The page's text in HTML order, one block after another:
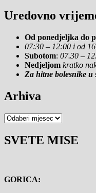
Uredovno
Od ponedjeljka do
07:30 – 12:00 i od
Subotom: 07.30 –
Nedjeljom kratko
Za hitne bolesnike u
Arhiva
Arhiva
SVETE MISE
GORICA: